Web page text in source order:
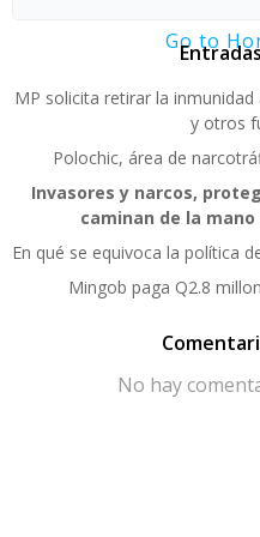
Go to
MP solicita retirar la
y otros
Polochic, área de
Invasores y narcos,
caminan de la
En qué se equivoca la política
Mingob paga Q2.8
No hay